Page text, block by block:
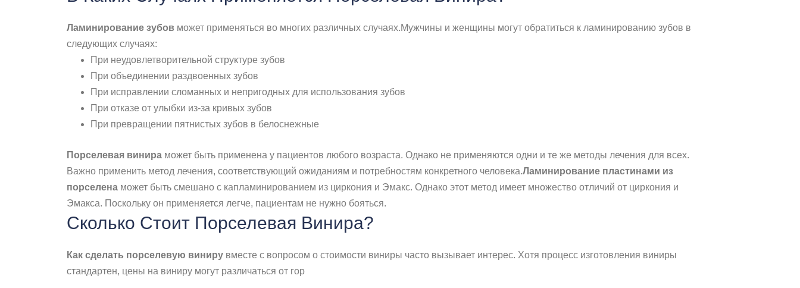
Ламинирование зубов может применяться во многих различных случаях.Мужчины и женщины могут обратиться к ламинированию зубов в
следующих случаях:
При неудовлетворительной структуре зубов
При объединении раздвоенных зубов
При исправлении сломанных и непригодных для использования зубов
При отказе от улыбки из-за кривых зубов
При превращении пятнистых зубов в белоснежные
Порселевая винира может быть применена у пациентов любого возраста. Однако не применяются одни и те же методы лечения для всех.
Важно применить метод лечения, соответствующий ожиданиям и потребностям конкретного человека.Ламинирование пластинами из
порселена может быть смешано с капламинированием из циркония и Эмакс. Однако этот метод имеет множество отличий от циркония и
Эмакса. Поскольку он применяется легче, пациентам не нужно бояться.
Сколько Стоит Порселевая Винира?
Как сделать порселевую виниру вместе с вопросом о стоимости виниры часто вызывает интерес. Хотя процесс изготовления виниры
стандартен, цены на виниру могут различаться от гор